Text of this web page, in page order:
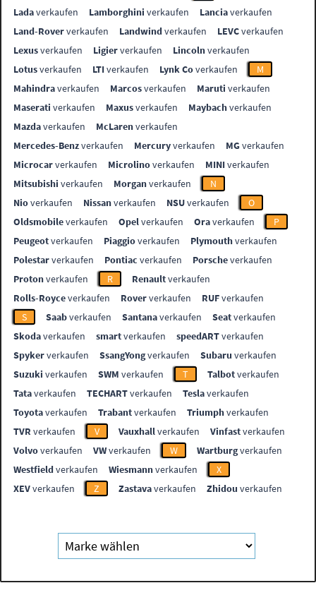
Ladaverkaufen Lamborghini verkaufen Lanciaverkaufen
Land-Roververkaufen Landwindverkaufen LEVCverkaufen
Lexusverkaufen Ligierverkaufen Lincolnverkaufen
Lotusverkaufen LTIverkaufen Lynk Coverkaufen
M
Mahindraverkaufen Marcosverkaufen Maruti verkaufen
Maserati verkaufen Maxusverkaufen Maybachverkaufen
Mazdaverkaufen McLarenverkaufen
Mercedes-Benzverkaufen Mercuryverkaufen MGverkaufen
Microcarverkaufen Microlinoverkaufen MINIverkaufen
Mitsubishi verkaufen Morganverkaufen
N
Nioverkaufen Nissanverkaufen NSUverkaufen
O
Oldsmobileverkaufen Opelverkaufen Oraverkaufen
P
Peugeotverkaufen Piaggioverkaufen Plymouthverkaufen
Polestarverkaufen Pontiac verkaufen Porscheverkaufen
Protonverkaufen R Renaultverkaufen
Rolls-Royceverkaufen Roververkaufen RUFverkaufen
S
Saabverkaufen Santanaverkaufen Seatverkaufen
Skodaverkaufen smartverkaufen speedARTverkaufen
Spykerverkaufen SsangYongverkaufen Subaru verkaufen
Suzuki verkaufen SWM verkaufen T Talbotverkaufen
Tataverkaufen TECHARTverkaufen Teslaverkaufen
Toyotaverkaufen Trabantverkaufen Triumphverkaufen
TVR verkaufen V Vauxhallverkaufen Vinfastverkaufen
Volvoverkaufen VWverkaufen W Wartburgverkaufen
Westfieldverkaufen Wiesmannverkaufen
X
XEVverkaufen Z Zastavaverkaufen Zhidou verkaufen